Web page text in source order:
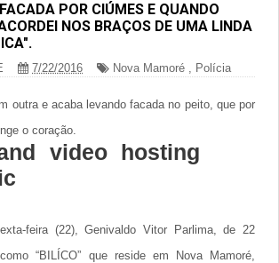
POR CIÚMES E QUANDO
NOS BRAÇOS DE UMA LINDA
7/22/2016 Nova Mamoré , Polícia
outra e acaba levando facada no peito, que por
o coração.
feira (22),Genivaldo Vitor Parlima, de 22
“BILÍCO” que reside em Nova Mamoré,